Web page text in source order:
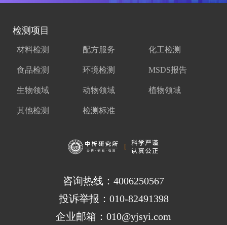
检测项目
材料检测 配方服务 化工检测
食品检测 环境检测 MSDS报告
生物领域 动物领域 植物领域
其他检测 检测标准
咨询热线：4006250567
投诉举报：010-82491398
企业邮箱：010@yjsyi.com